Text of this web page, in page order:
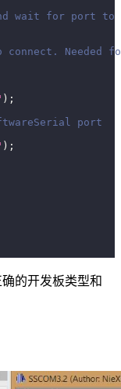
wait for port to
Needed
) ;
port
) ;
的开发板类型和